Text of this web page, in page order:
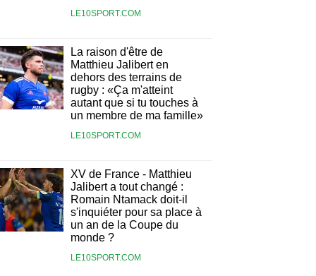
LE10SPORT.COM
La raison d'être de
Matthieu Jalibert en
dehors des terrains de
rugby : «Ça m'atteint
autant que si tu touches à
un membre de ma famille»
LE10SPORT.COM
XV de France - Matthieu
Jalibert a tout changé :
Romain Ntamack doit-il
s'inquiéter pour sa place à
un an de la Coupe du
monde ?
LE10SPORT.COM